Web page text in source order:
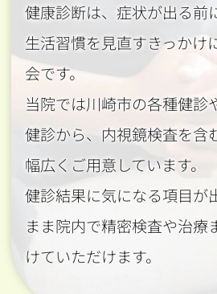
健康診断は、症状が出る前
生活習慣を見直すきっかけ
会です。
当院では川崎市の各種健診
健診から、内視鏡検査を含
幅広くご用意しています。
健診結果に気になる項目が
まま院内で精密検査や治療
けていただけます。